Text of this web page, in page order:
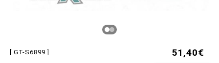
[ GT-S6899 ] 51,40€